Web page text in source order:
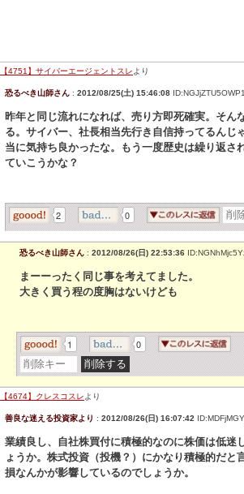
【4751】サイバーエージェントスレ より
恐るべき山師さん : 2012/08/25(土) 15:46:08 ID:NGJjZTU5OWP1
昨年と同じ流れになれば、売り方即死確実。そん
る。サイバー、社長相当先行き自信持ってるんじ
当に気持ち良かったな。もう一度歴史は繰り返さ
ていこうかな？
2 0
恐るべき山師さん : 2012/08/26(日) 22:53:36
まーーったく同じ事を考えてました。
大きく買う程の度胸はないけども
1 0
【4674】クレスコスレ より
善良な迷える投資家より : 2012/08/26(日) 16:07:42
業績良し、自社株買付に積極的なのに株価は低迷
ょうか。株式投資（投機？）にかなり積極的だと
損なんかが影響しているのでしょうか。